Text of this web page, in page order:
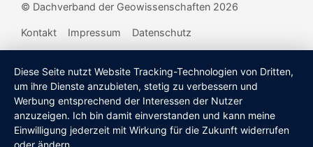
© Dachverband der Geowissenschaften 2026
Kontakt Impressum Datenschutz
Diese Seite nutzt Website Tracking-Technologien von Dritten,
um ihre Dienste anzubieten, stetig zu verbessern und
Werbung entsprechend der Interessen der Nutzer
anzuzeigen. Ich bin damit einverstanden und kann meine
Einwilligung jederzeit mit Wirkung für die Zukunft widerrufen
oder ändern.